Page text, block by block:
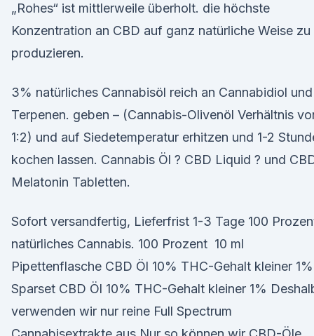
„Rohes“ ist mittlerweile überholt. die höchste
Konzentration an CBD auf ganz natürliche Weise zu
produzieren.
3% natürliches Cannabisöl reich an Cannabidiol und
Terpenen. geben – (Cannabis-Olivenöl Verhältnis
1:2) und auf Siedetemperatur erhitzen und 1-2
kochen lassen. Cannabis Öl ? CBD Liquid ? und
Melatonin Tabletten.
Sofort versandfertig, Lieferfrist 1-3 Tage 100
natürliches Cannabis. 100 Prozent 10 ml
Pipettenflasche CBD Öl 10% THC-Gehalt kleiner 1%
Sparset CBD Öl 10% THC-Gehalt kleiner 1%
verwenden wir nur reine Full Spectrum